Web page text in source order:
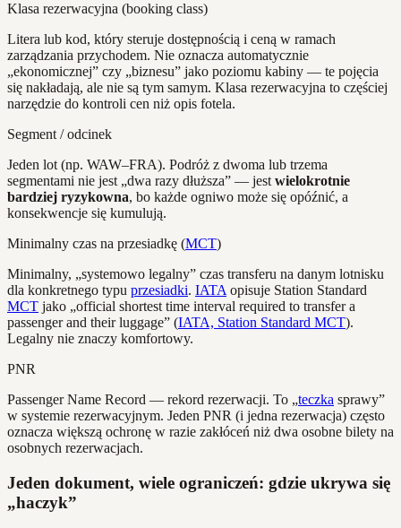
Klasa rezerwacyjna (booking class)
Litera lub kod, który steruje dostępnością i ceną w ramach
zarządzania przychodem. Nie oznacza automatycznie
„ekonomicznej” czy „biznesu” jako poziomu kabiny — te pojęcia
się nakładają, ale nie są tym samym. Klasa rezerwacyjna to częściej
narzędzie do kontroli cen niż opis fotela.
Segment / odcinek
Jeden lot (np. WAW–FRA). Podróż z dwoma lub trzema
segmentami nie jest „dwa razy dłuższa” — jest wielokrotnie
bardziej ryzykowna, bo każde ogniwo może się opóźnić, a
konsekwencje się kumulują.
Minimalny czas na przesiadkę (MCT)
Minimalny, „systemowo legalny” czas transferu na danym lotnisku
dla konkretnego typu przesiadki. IATA opisuje Station Standard
MCT jako „official shortest time interval required to transfer a
passenger and their luggage” (IATA, Station Standard MCT).
Legalny nie znaczy komfortowy.
PNR
Passenger Name Record — rekord rezerwacji. To „teczka sprawy”
w systemie rezerwacyjnym. Jeden PNR (i jedna rezerwacja) często
oznacza większą ochronę w razie zakłóceń niż dwa osobne bilety na
osobnych rezerwacjach.
Jeden dokument, wiele ograniczeń: gdzie ukrywa się
„haczyk”